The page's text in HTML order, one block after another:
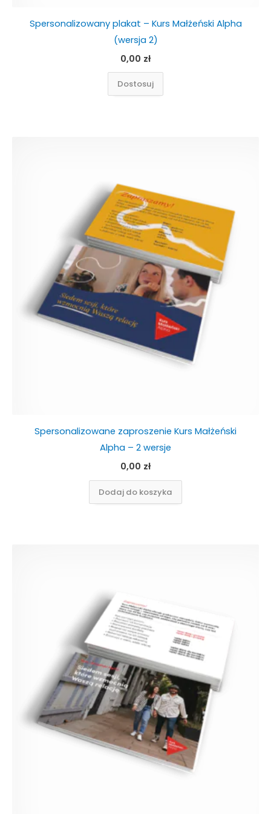
Spersonalizowany plakat – Kurs Małżeński Alpha
(wersja 2)
0,00 zł
Dostosuj
Spersonalizowane zaproszenie Kurs Małżeński
Alpha – 2 wersje
0,00 zł
Dodaj do koszyka